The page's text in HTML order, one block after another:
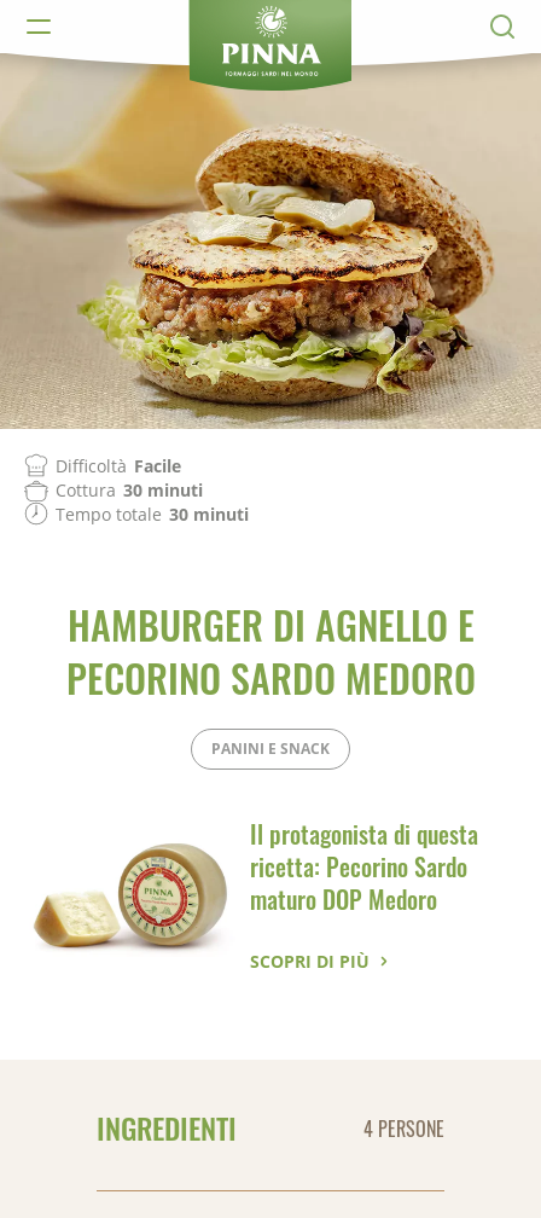
Difficoltà Facile
Cottura 30 minuti
Tempo totale 30 minuti
HAMBURGER DI AGNELLO E
PECORINO SARDO MEDORO
PANINI E SNACK
Il protagonista di questa
ricetta: Pecorino Sardo
maturo DOP Medoro
SCOPRI DI PIÙ
INGREDIENTI 4 PERSONE